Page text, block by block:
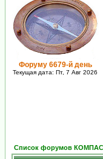
Форуму 6679-й день
Текущая дата: Пт, 7 Авг 2026
Список форумов